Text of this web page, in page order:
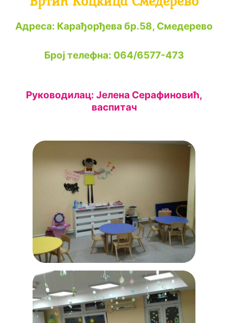
Адреса: Карађорђева бр.58, Смедерево
Број телефна: 064/6577-473
Руководилац: Јелена Серафиновић,
васпитач